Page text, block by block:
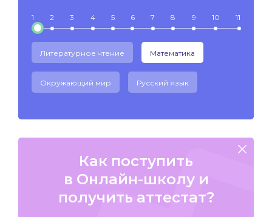
1 2 3 4 5 6 7 8 9 10 11
Литературное чтение Математика
Окружающий мир Русский язык
Как поступить
в Онлайн-школу и
получить аттестат?